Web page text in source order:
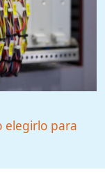
elegirlo para